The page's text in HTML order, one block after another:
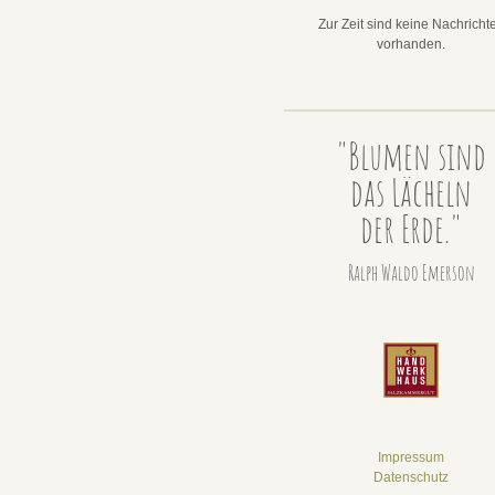
Zur Zeit sind keine
vorhanden.
"Blumen sind
das Lächeln
der Erde."
Ralph Waldo Emerson
Impressum
Datenschutz